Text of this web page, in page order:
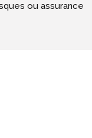
ou assurance